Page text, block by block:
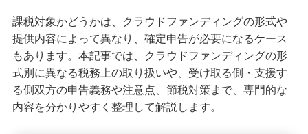
課税対象かどうかは、クラウドファンディングの形式や
提供内容によって異なり、確定申告が必要になるケース
もあります。本記事では、クラウドファンディングの形
式別に異なる税務上の取り扱いや、受け取る側・支援す
る側双方の申告義務や注意点、節税対策まで、専門的な
内容を分かりやすく整理して解説します。